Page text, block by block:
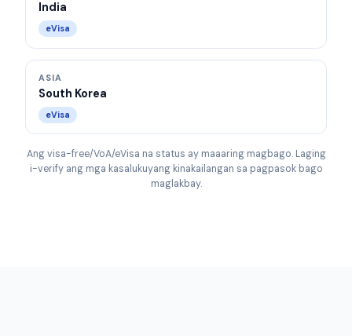
India
eVisa
ASIA
South Korea
eVisa
Ang visa-free/VoA/eVisa na status ay maaaring magbago. Laging
i-verify ang mga kasalukuyang kinakailangan sa pagpasok bago
maglakbay.